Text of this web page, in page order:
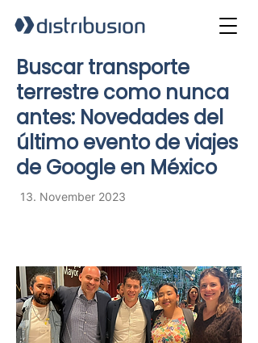
Buscar transporte
terrestre como nunca
antes: Novedades del
último evento de viajes
de Google en México
13. November 2023